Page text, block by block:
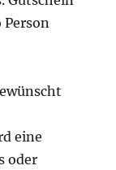
eine
oder